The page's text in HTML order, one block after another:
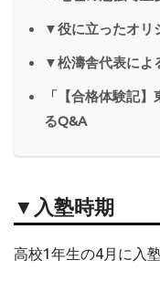
▼役に立ったオリ
▼松濤舎代表によ
「【合格体験記
るQ&A
▼入塾時期
高校1年生の4月に入